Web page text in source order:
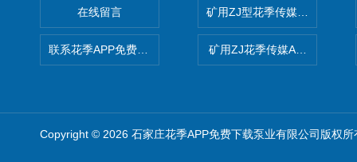
在线留言 矿用ZJ型花季传媒APP免费版
矿用ZJ花季传媒APP免费版
Copyright © 2026 石家庄花季APP免费下载泵业有限公司版权所